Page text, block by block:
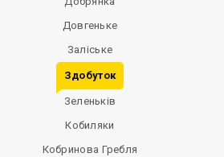
Довгеньке
Заліське
Здобуток
Зеленьків
Кобиляки
Кобринова Гребля